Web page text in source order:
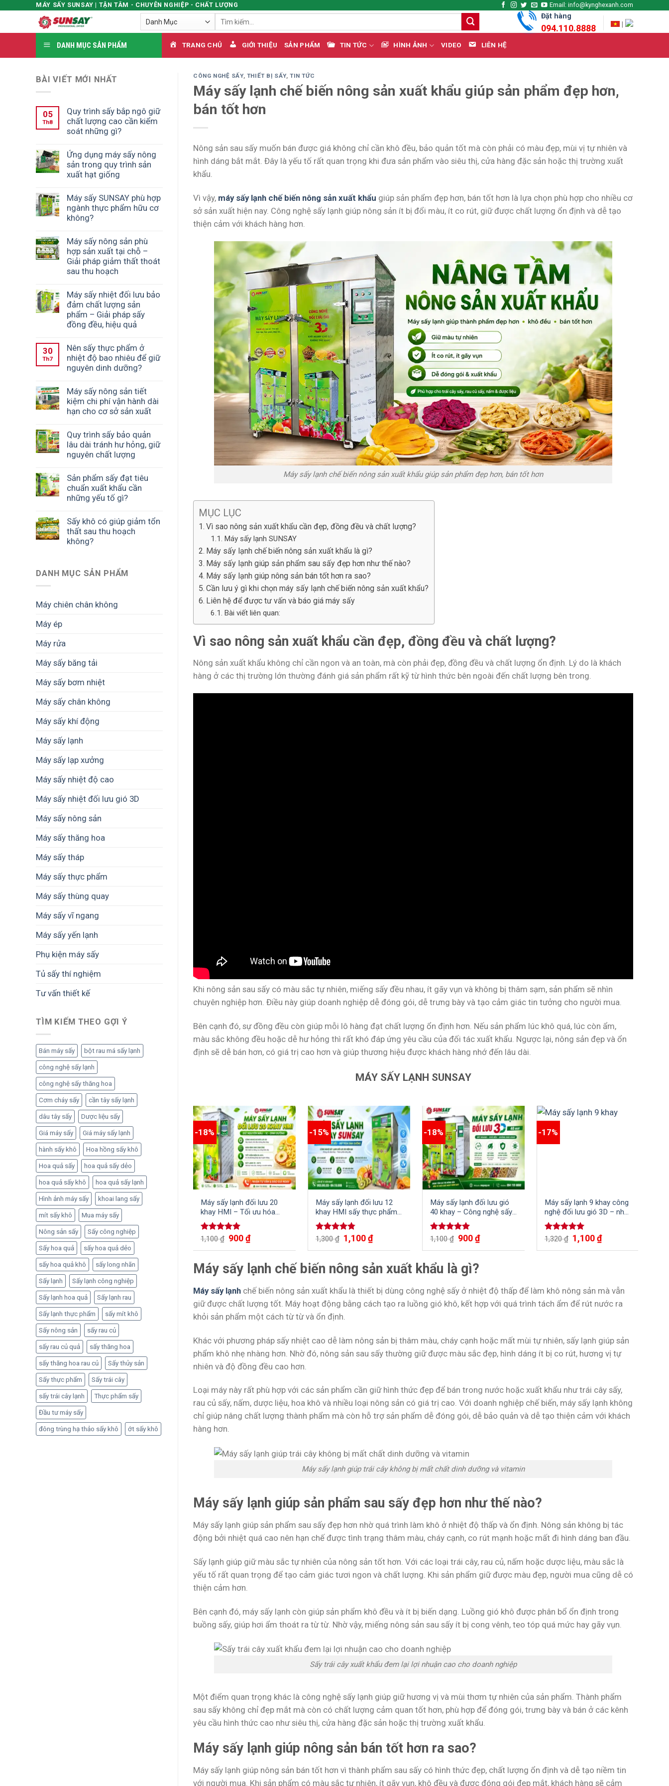
content
MÁY SẤY SUNSAY | TẬN TÂM - CHUYÊN NGHIỆP - CHẤT LƯỢNG
Email: info@kynghexanh.com
Tìm
Đặt hàng
094.110.8888
DANH MỤC SẢN PHẨM TRANG CHỦ GIỚI THIỆU SẢN PHẨM TIN TỨC HÌNH ẢNH VIDEO LIÊN HỆ
BÀI VIẾT MỚI NHẤT
05
Th8
Quy trình sấy bắp ngô giữ
chất lượng cao cần kiểm
soát những gì?
Ứng dụng máy sấy nông
sản trong quy trình sản
xuất hạt giống
Máy sấy SUNSAY phù hợp
ngành thực phẩm hữu cơ
không?
Máy sấy nông sản phù
hợp sản xuất tại chỗ –
Giải pháp giảm thất thoát
sau thu hoạch
Máy sấy nhiệt đối lưu bảo
đảm chất lượng sản
phẩm – Giải pháp sấy
đồng đều, hiệu quả
30
Th7
Nên sấy thực phẩm ở
nhiệt độ bao nhiêu để giữ
nguyên dinh dưỡng?
Máy sấy nông sản tiết
kiệm chi phí vận hành dài
hạn cho cơ sở sản xuất
Quy trình sấy bảo quản
lâu dài tránh hư hỏng, giữ
nguyên chất lượng
Sản phẩm sấy đạt tiêu
chuẩn xuất khẩu cần
những yếu tố gì?
Sấy khô có giúp giảm tổn
thất sau thu hoạch
không?
DANH MỤC SẢN PHẨM
Máy chiên chân không
Máy ép
Máy rửa
Máy sấy băng tải
Máy sấy bơm nhiệt
Máy sấy chân không
Máy sấy khí động
Máy sấy lạnh
Máy sấy lạp xưởng
Máy sấy nhiệt độ cao
Máy sấy nhiệt đối lưu gió 3D
Máy sấy nông sản
Máy sấy thăng hoa
Máy sấy tháp
Máy sấy thực phẩm
Máy sấy thùng quay
Máy sấy vĩ ngang
Máy sấy yến lạnh
Phụ kiện máy sấy
Tủ sấy thí nghiệm
Tư vấn thiết kế
TÌM KIẾM THEO GỢI Ý
Bán máy sấy bột rau má sấy lạnh
công nghệ sấy lạnh
công nghệ sấy thăng hoa
Cơm cháy sấy cần tây sấy lạnh
dâu tây sấy Dược liệu sấy
Giá máy sấy Giá máy sấy lạnh
hành sấy khô Hoa hồng sấy khô
Hoa quả sấy hoa quả sấy dẻo
hoa quả sấy khô hoa quả sấy lạnh
Hình ảnh máy sấy khoai lang sấy
mít sấy khô Mua máy sấy
Nông sản sấy Sấy công nghiệp
Sấy hoa quả sấy hoa quả dẻo
sấy hoa quả khô sấy long nhãn
Sấy lạnh Sấy lạnh công nghiệp
Sấy lạnh hoa quả Sấy lạnh rau
Sấy lạnh thực phẩm sấy mít khô
Sấy nông sản sấy rau củ
sấy rau củ quả sấy thăng hoa
sấy thăng hoa rau củ Sấy thủy sản
Sấy thực phẩm Sấy trái cây
sấy trái cây lạnh Thực phẩm sấy
Đầu tư máy sấy
đông trùng hạ thảo sấy khô ớt sấy khô
CÔNG NGHỆ SẤY, THIẾT BỊ SẤY,TIN TỨC
Máy sấy lạnh chế biến nông sản xuất khẩu giúp sản phẩm đẹp hơn,
bán tốt hơn
Nông sản sau sấy muốn bán được giá không chỉ cần khô đều, bảo quản tốt mà còn phải có màu đẹp, mùi vị tự nhiên và
hình dáng bắt mắt. Đây là yếu tố rất quan trọng khi đưa sản phẩm vào siêu thị, cửa hàng đặc sản hoặc thị trường xuất
khẩu.
Vì vậy, máy sấy lạnh chế biến nông sản xuất khẩu giúp sản phẩm đẹp hơn, bán tốt hơn là lựa chọn phù hợp cho nhiều cơ
sở sản xuất hiện nay. Công nghệ sấy lạnh giúp nông sản ít bị đổi màu, ít co rút, giữ được chất lượng ổn định và dễ tạo
thiện cảm với khách hàng hơn.
Máy sấy lạnh chế biến nông sản xuất khẩu giúp sản phẩm đẹp hơn, bán tốt hơn
MỤC LỤC
Vì sao nông sản xuất khẩu cần đẹp, đồng đều và chất lượng?
Máy sấy lạnh SUNSAY
Máy sấy lạnh chế biến nông sản xuất khẩu là gì?
Máy sấy lạnh giúp sản phẩm sau sấy đẹp hơn như thế nào?
Máy sấy lạnh giúp nông sản bán tốt hơn ra sao?
Cần lưu ý gì khi chọn máy sấy lạnh chế biến nông sản xuất khẩu?
Liên hệ để được tư vấn và báo giá máy sấy
Bài viết liên quan:
Vì sao nông sản xuất khẩu cần đẹp, đồng đều và chất lượng?
Nông sản xuất khẩu không chỉ cần ngon và an toàn, mà còn phải đẹp, đồng đều và chất lượng ổn định. Lý do là khách
hàng ở các thị trường lớn thường đánh giá sản phẩm rất kỹ từ hình thức bên ngoài đến chất lượng bên trong.
Khi nông sản sau sấy có màu sắc tự nhiên, miếng sấy đều nhau, ít gãy vụn và không bị thâm sạm, sản phẩm sẽ nhìn
chuyên nghiệp hơn. Điều này giúp doanh nghiệp dễ đóng gói, dễ trưng bày và tạo cảm giác tin tưởng cho người mua.
Bên cạnh đó, sự đồng đều còn giúp mỗi lô hàng đạt chất lượng ổn định hơn. Nếu sản phẩm lúc khô quá, lúc còn ẩm,
màu sắc không đều hoặc dễ hư hỏng thì rất khó đáp ứng yêu cầu của đối tác xuất khẩu. Ngược lại, nông sản đẹp và ổn
định sẽ dễ bán hơn, có giá trị cao hơn và giúp thương hiệu được khách hàng nhớ đến lâu dài.
MÁY SẤY LẠNH SUNSAY
-18%
Máy sấy lạnh đối lưu 20
khay HMI – Tối ưu hóa
quy trình sấy khô
Được xếp
1,100₫ 900₫
-15%
Máy sấy lạnh đối lưu 12
khay HMI sấy thực phẩm,
nông sản và các loại thủy
hải sản nhanh chóng, tiện
lợi
Được xếp
1,300₫ 1,100₫
-18%
Máy sấy lạnh đối lưu gió
40 khay – Công nghệ sấy
đối lưu hiện đại, tiết kiệm
điện năng, nhân công
Được xếp
1,100₫ 900₫
-17%
Máy sấy lạnh 9 khay công
nghệ đối lưu gió 3D – nhỏ
gọn nhưng hiệu quả
Được xếp
1,320₫ 1,100₫
Máy sấy lạnh chế biến nông sản xuất khẩu là gì?
Máy sấy lạnh chế biến nông sản xuất khẩu là thiết bị dùng công nghệ sấy ở nhiệt độ thấp để làm khô nông sản mà vẫn
giữ được chất lượng tốt. Máy hoạt động bằng cách tạo ra luồng gió khô, kết hợp với quá trình tách ẩm để rút nước ra
khỏi sản phẩm một cách từ từ và ổn định.
Khác với phương pháp sấy nhiệt cao dễ làm nông sản bị thâm màu, cháy cạnh hoặc mất mùi tự nhiên, sấy lạnh giúp sản
phẩm khô nhẹ nhàng hơn. Nhờ đó, nông sản sau sấy thường giữ được màu sắc đẹp, hình dáng ít bị co rút, hương vị tự
nhiên và độ đồng đều cao hơn.
Loại máy này rất phù hợp với các sản phẩm cần giữ hình thức đẹp để bán trong nước hoặc xuất khẩu như trái cây sấy,
rau củ sấy, nấm, dược liệu, hoa khô và nhiều loại nông sản có giá trị cao. Với doanh nghiệp chế biến, máy sấy lạnh không
chỉ giúp nâng chất lượng thành phẩm mà còn hỗ trợ sản phẩm dễ đóng gói, dễ bảo quản và dễ tạo thiện cảm với khách
hàng hơn.
Máy sấy lạnh giúp trái cây không bị mất chất dinh dưỡng và vitamin
Máy sấy lạnh giúp sản phẩm sau sấy đẹp hơn như thế nào?
Máy sấy lạnh giúp sản phẩm sau sấy đẹp hơn nhờ quá trình làm khô ở nhiệt độ thấp và ổn định. Nông sản không bị tác
động bởi nhiệt quá cao nên hạn chế được tình trạng thâm màu, cháy cạnh, co rút mạnh hoặc mất đi hình dáng ban đầu.
Sấy lạnh giúp giữ màu sắc tự nhiên của nông sản tốt hơn. Với các loại trái cây, rau củ, nấm hoặc dược liệu, màu sắc là
yếu tố rất quan trọng để tạo cảm giác tươi ngon và chất lượng. Khi sản phẩm giữ được màu đẹp, người mua cũng dễ có
thiện cảm hơn.
Bên cạnh đó, máy sấy lạnh còn giúp sản phẩm khô đều và ít bị biến dạng. Luồng gió khô được phân bổ ổn định trong
buồng sấy, giúp hơi ẩm thoát ra từ từ. Nhờ vậy, miếng nông sản sau sấy ít bị cong vênh, teo tóp quá mức hay gãy vụn.
Sấy trái cây xuất khẩu đem lại lợi nhuận cao cho doanh nghiệp
Một điểm quan trọng khác là công nghệ sấy lạnh giúp giữ hương vị và mùi thơm tự nhiên của sản phẩm. Thành phẩm
sau sấy không chỉ đẹp mắt mà còn có chất lượng cảm quan tốt hơn, phù hợp để đóng gói, trưng bày và bán ở các kênh
yêu cầu hình thức cao như siêu thị, cửa hàng đặc sản hoặc thị trường xuất khẩu.
Máy sấy lạnh giúp nông sản bán tốt hơn ra sao?
Máy sấy lạnh giúp nông sản bán tốt hơn vì thành phẩm sau sấy có hình thức đẹp, chất lượng ổn định và dễ tạo niềm tin
với người mua. Khi sản phẩm có màu sắc tự nhiên, ít gãy vụn, khô đều và được đóng gói đẹp mắt, khách hàng sẽ cảm